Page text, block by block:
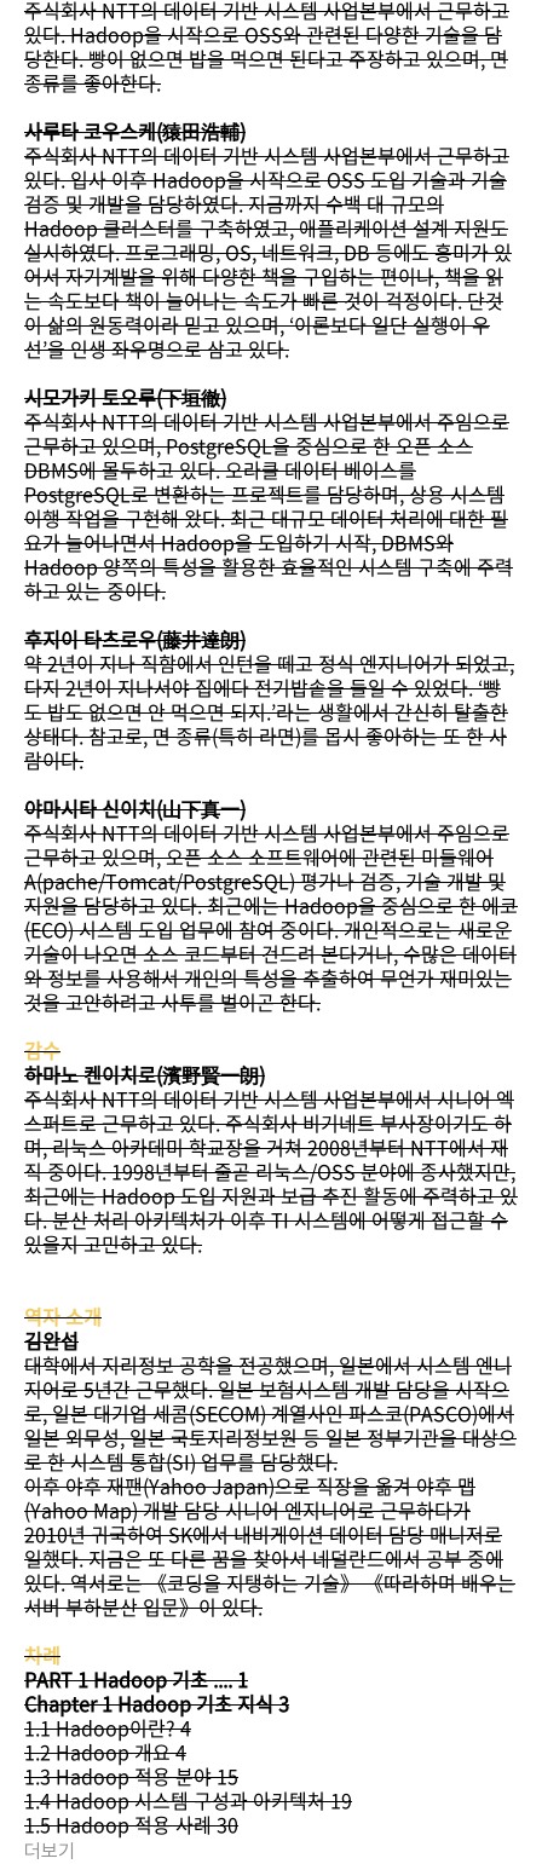
주식회사 NTT의 데이터 기반 시스템 사업본부에서 근무하고
있다. Hadoop을 시작으로 OSS와 관련된 다양한 기술을 담
당한다. 빵이 없으면 밥을 먹으면 된다고 주장하고 있으며, 면
종류를 좋아한다.
사루타 코우스케(猿田浩輔)
주식회사 NTT의 데이터 기반 시스템 사업본부에서 근무하고
있다. 입사 이후 Hadoop을 시작으로 OSS 도입 기술과 기술
검증 및 개발을 담당하였다. 지금까지 수백 대 규모의
Hadoop 클러스터를 구축하였고, 애플리케이션 설계 지원도
실시하였다. 프로그래밍, OS, 네트워크, DB 등에도 흥미가 있
어서 자기계발을 위해 다양한 책을 구입하는 편이나, 책을 읽
는 속도보다 책이 늘어나는 속도가 빠른 것이 걱정이다. 단것
이 삶의 원동력이라 믿고 있으며, ‘이론보다 일단 실행이 우
선’을 인생 좌우명으로 삼고 있다.
시모가키 토오루(下垣徹)
주식회사 NTT의 데이터 기반 시스템 사업본부에서 주임으로
근무하고 있으며, PostgreSQL을 중심으로 한 오픈 소스
DBMS에 몰두하고 있다. 오라클 데이터 베이스를
PostgreSQL로 변환하는 프로젝트를 담당하며, 상용 시스템
이행 작업을 구현해 왔다. 최근 대규모 데이터 처리에 대한 필
요가 늘어나면서 Hadoop을 도입하기 시작, DBMS와
Hadoop 양쪽의 특성을 활용한 효율적인 시스템 구축에 주력
하고 있는 중이다.
후지이 타츠로우(藤井達朗)
약 2년이 지나 직함에서 인턴을 떼고 정식 엔지니어가 되었고,
다지 2년이 지나서야 집에다 전기밥솥을 들일 수 있었다. ‘빵
도 밥도 없으면 안 먹으면 되지.’라는 생활에서 간신히 탈출한
상태다. 참고로, 면 종류(특히 라면)를 몹시 좋아하는 또 한 사
람이다.
야마시타 신이치(山下真一)
주식회사 NTT의 데이터 기반 시스템 사업본부에서 주임으로
근무하고 있으며, 오픈 소스 소프트웨어에 관련된 미들웨어
A(pache/Tomcat/PostgreSQL) 평가나 검증, 기술 개발 및
지원을 담당하고 있다. 최근에는 Hadoop을 중심으로 한 에코
(ECO) 시스템 도입 업무에 참여 중이다. 개인적으로는 새로운
기술이 나오면 소스 코드부터 건드려 본다거나, 수많은 데이터
와 정보를 사용해서 개인의 특성을 추출하여 무언가 재미있는
것을 고안하려고 사투를 벌이곤 한다.
감수
하마노 켄이치로(濱野賢一朗)
주식회사 NTT의 데이터 기반 시스템 사업본부에서 시니어 엑
스퍼트로 근무하고 있다. 주식회사 비기네트 부사장이기도 하
며, 리눅스 아카데미 학교장을 거쳐 2008년부터 NTT에서 재
직 중이다. 1998년부터 줄곧 리눅스/OSS 분야에 종사했지만,
최근에는 Hadoop 도입 지원과 보급 추진 활동에 주력하고 있
다. 분산 처리 아키텍처가 이후 TI 시스템에 어떻게 접근할 수
있을지 고민하고 있다.
역자 소개
김완섭
대학에서 지리정보 공학을 전공했으며, 일본에서 시스템 엔니
지어로 5년간 근무했다. 일본 보험시스템 개발 담당을 시작으
로, 일본 대기업 세콤(SECOM) 계열사인 파스코(PASCO)에서
일본 외무성, 일본 국토지리정보원 등 일본 정부기관을 대상으
로 한 시스템 통합(SI) 업무를 담당했다.
이후 야후 재팬(Yahoo Japan)으로 직장을 옮겨 야후 맵
(Yahoo Map) 개발 담당 시니어 엔지니어로 근무하다가
2010년 귀국하여 SK에서 내비게이션 데이터 담당 매니저로
일했다. 지금은 또 다른 꿈을 찾아서 네덜란드에서 공부 중에
있다. 역서로는 《코딩을 지탱하는 기술》 《따라하며 배우는
서버 부하분산 입문》이 있다.
차례
PART 1 Hadoop 기초 .... 1
Chapter 1 Hadoop 기초 지식 3
1.1 Hadoop이란? 4
1.2 Hadoop 개요 4
1.3 Hadoop 적용 분야 15
1.4 Hadoop 시스템 구성과 아키텍처 19
1.5 Hadoop 적용 사례 30
더보기